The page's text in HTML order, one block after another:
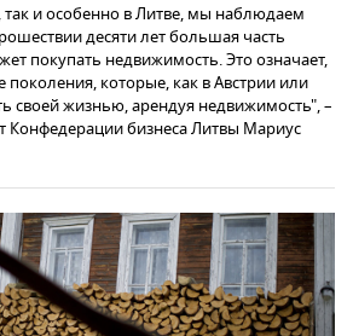
так и особенно в Литве, мы наблюдаем
десяти лет большая часть
покупать недвижимость. Это означает,
которые, как в Австрии или
своей жизнью, арендуя недвижимость", –
Конфедерации бизнеса Литвы Мариус